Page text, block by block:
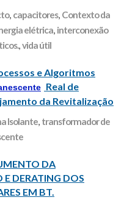
, capacitores, Contexto da
elétrica, interconexão
,vida útil
e Algoritmos
Real de
da Revitalização
Isolante, transformador de
DA
E DERATING DOS
EM BT.